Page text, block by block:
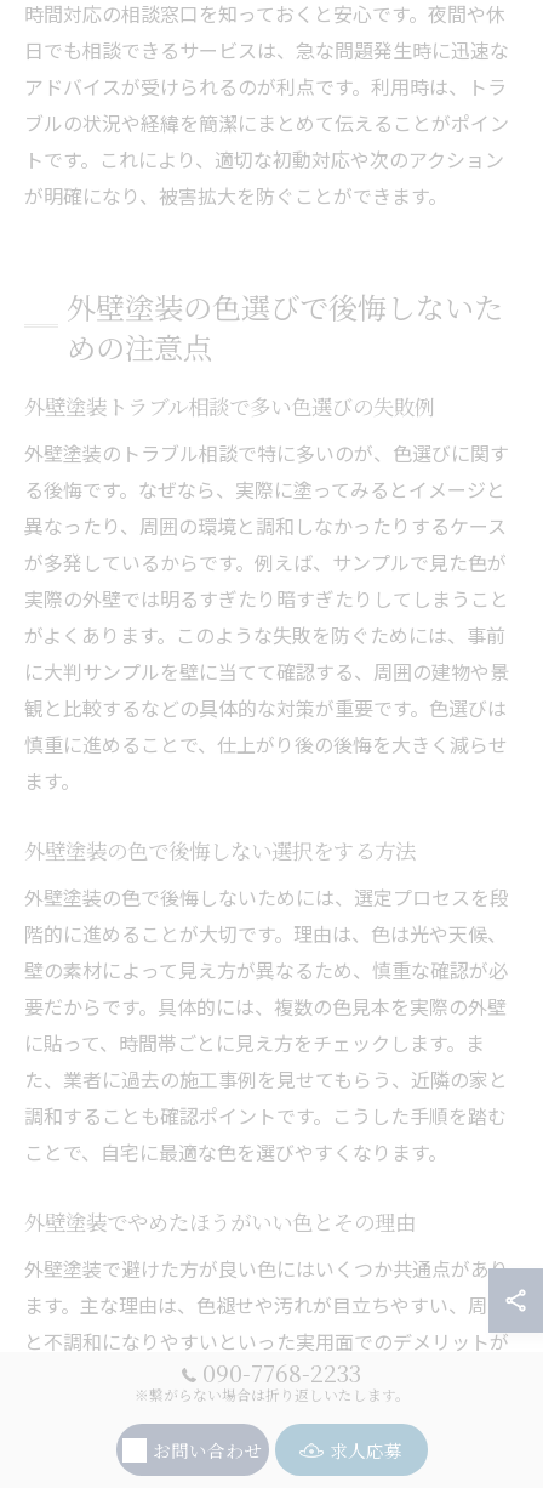
時間対応の相談窓口を知っておくと安心です。夜間や休
日でも相談できるサービスは、急な問題発生時に迅速な
アドバイスが受けられるのが利点です。利用時は、トラ
ブルの状況や経緯を簡潔にまとめて伝えることがポイン
トです。これにより、適切な初動対応や次のアクション
が明確になり、被害拡大を防ぐことができます。
外壁塗装の色選びで後悔しないた
めの注意点
外壁塗装トラブル相談で多い色選びの失敗例
外壁塗装のトラブル相談で特に多いのが、色選びに関す
る後悔です。なぜなら、実際に塗ってみるとイメージと
異なったり、周囲の環境と調和しなかったりするケース
が多発しているからです。例えば、サンプルで見た色が
実際の外壁では明るすぎたり暗すぎたりしてしまうこと
がよくあります。このような失敗を防ぐためには、事前
に大判サンプルを壁に当てて確認する、周囲の建物や景
観と比較するなどの具体的な対策が重要です。色選びは
慎重に進めることで、仕上がり後の後悔を大きく減らせ
ます。
外壁塗装の色で後悔しない選択をする方法
外壁塗装の色で後悔しないためには、選定プロセスを段
階的に進めることが大切です。理由は、色は光や天候、
壁の素材によって見え方が異なるため、慎重な確認が必
要だからです。具体的には、複数の色見本を実際の外壁
に貼って、時間帯ごとに見え方をチェックします。ま
た、業者に過去の施工事例を見せてもらう、近隣の家と
調和することも確認ポイントです。こうした手順を踏む
ことで、自宅に最適な色を選びやすくなります。
外壁塗装でやめたほうがいい色とその理由
外壁塗装で避けた方が良い色にはいくつか共通点があり
ます。主な理由は、色褪せや汚れが目立ちやすい、周囲
と不調和になりやすいといった実用面でのデメリットが
挙げられます。代表的な具体例としては、極端に濃い色
経年劣化が目立ちやすい傾向があります。こうした色を
090-7768-2233
※繋がらない場合は折り返しいたします。
お問い合わせ 求人応募